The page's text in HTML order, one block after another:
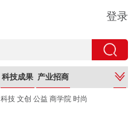
登录
科技成果 产业招商
科技 文创 公益 商学院 时尚